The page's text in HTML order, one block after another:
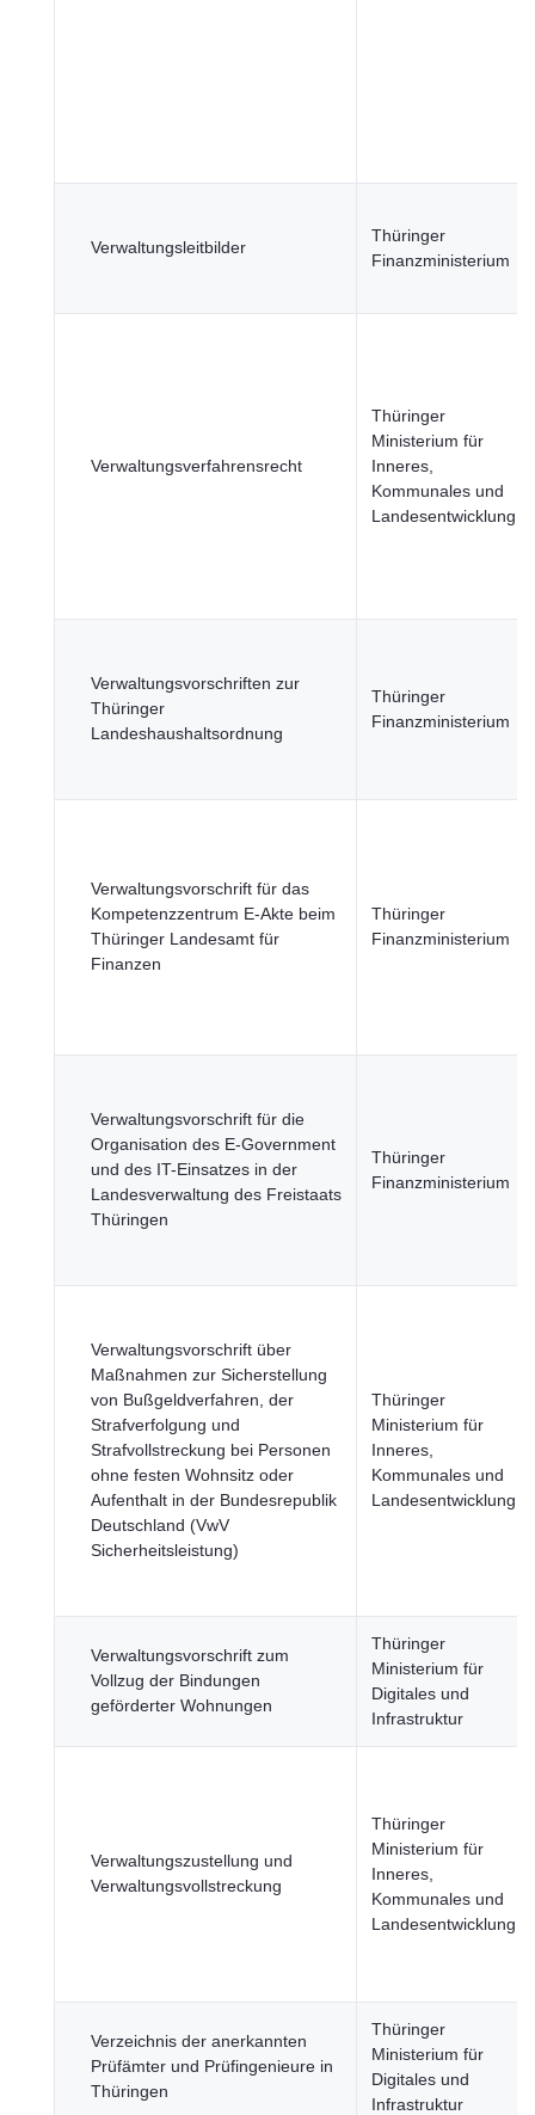
Verwaltungsleitbilder
Thüringer
Finanzministerium
Verwaltungsverfahrensrecht
Thüringer
Ministerium für
Inneres,
Kommunales und
Landesentwicklung
Verwaltungsvorschriften zur
Thüringer
Landeshaushaltsordnung
Thüringer
Finanzministerium
Verwaltungsvorschrift für das
Kompetenzzentrum E-Akte beim
Thüringer Landesamt für
Finanzen
Thüringer
Finanzministerium
Verwaltungsvorschrift für die
Organisation des E-Government
und des IT-Einsatzes in der
Landesverwaltung des Freistaats
Thüringen
Thüringer
Finanzministerium
Verwaltungsvorschrift über
Maßnahmen zur Sicherstellung
von Bußgeldverfahren, der
Strafverfolgung und
Strafvollstreckung bei Personen
ohne festen Wohnsitz oder
Aufenthalt in der Bundesrepublik
Deutschland (VwV
Sicherheitsleistung)
Thüringer
Ministerium für
Inneres,
Kommunales und
Landesentwicklung
Verwaltungsvorschrift zum
Vollzug der Bindungen
geförderter Wohnungen
Thüringer
Ministerium für
Digitales und
Infrastruktur
Verwaltungszustellung und
Verwaltungsvollstreckung
Thüringer
Ministerium für
Inneres,
Kommunales und
Landesentwicklung
Verzeichnis der anerkannten
Prüfämter und Prüfingenieure in
Thüringen
Thüringer
Ministerium für
Digitales und
Infrastruktur